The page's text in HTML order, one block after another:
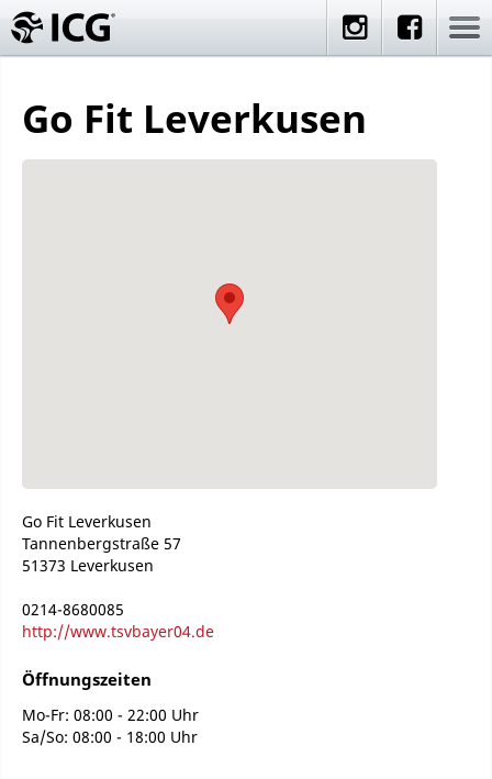
Go Fit Leverkusen
Go Fit Leverkusen
Tannenbergstraße 57
51373 Leverkusen
0214-8680085
http://www.tsvbayer04.de
Öffnungszeiten
Mo-Fr: 08:00 - 22:00 Uhr
Sa/So: 08:00 - 18:00 Uhr